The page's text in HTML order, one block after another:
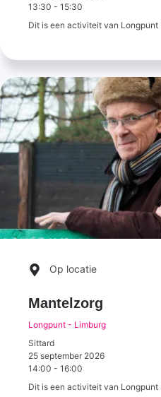
13:30 - 15:30
Dit is een activiteit van Longpunt
Op locatie
Mantelzorg
Longpunt - Limburg
Sittard
25 september 2026
14:00 - 16:00
Dit is een activiteit van Longpunt